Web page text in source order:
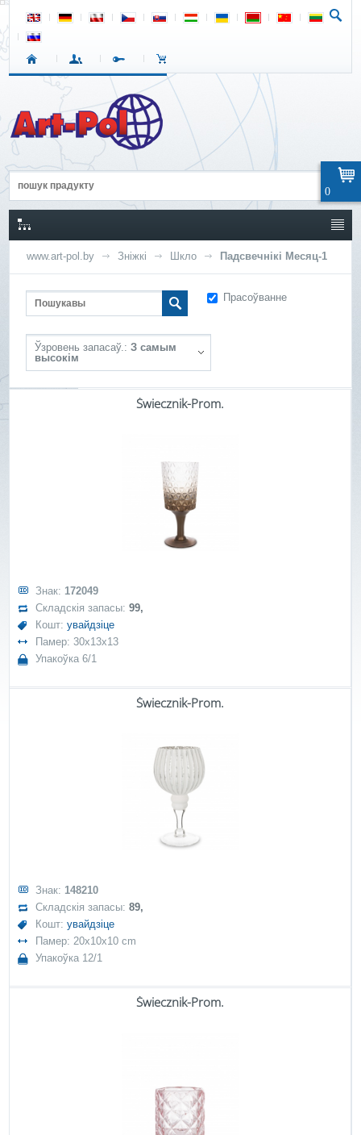
www.art-pol.by Зніжкі Шкло Падсвечнікі Месяц-1
Прасоўванне
Ўзровень запасаў.: З самым
высокім
Świecznik-Prom.
Знак: 172049
Складскія запасы:99,
Кошт:увайдзіце
Памер: 30x13x13
Упакоўка 6/1
Świecznik-Prom.
Знак: 148210
Складскія запасы:89,
Кошт:увайдзіце
Памер: 20x10x10 cm
Упакоўка 12/1
Świecznik-Prom.
0